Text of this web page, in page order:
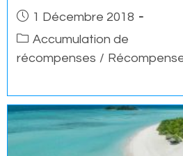
Post1 Décembre 2018
PostAccumulation de
récompenses /